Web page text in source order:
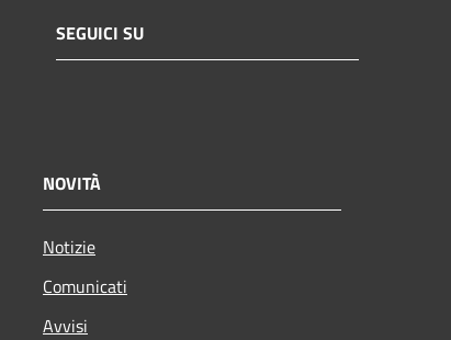
SEGUICI SU
NOVITÀ
Notizie
Comunicati
Avvisi